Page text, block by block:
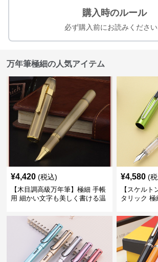
購入時のルール
必ず購入前にお読みください
万年筆極細の人気アイテム
¥4,420 (税込)
【木目調高級万年筆】極細 手帳
用 細かい文字も美しく書ける温
¥4,580 (
【スケルト
タリック
デザイン